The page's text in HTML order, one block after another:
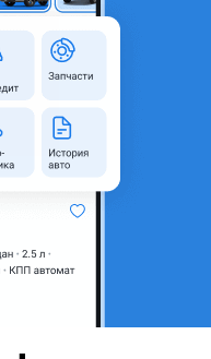
может быть
Алматинская